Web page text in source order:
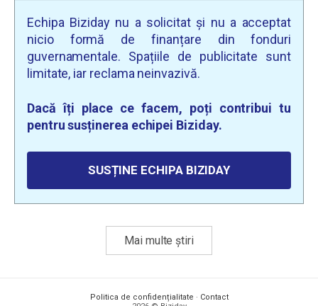
Echipa Biziday nu a solicitat și nu a acceptat
nicio formă de finanțare din fonduri
guvernamentale. Spațiile de publicitate sunt
limitate, iar reclama neinvazivă.
Dacă îți place ce facem, poți contribui tu
pentru susținerea echipei Biziday.
SUSȚINE ECHIPA BIZIDAY
Mai multe știri
Politica de confidențialitate · Contact